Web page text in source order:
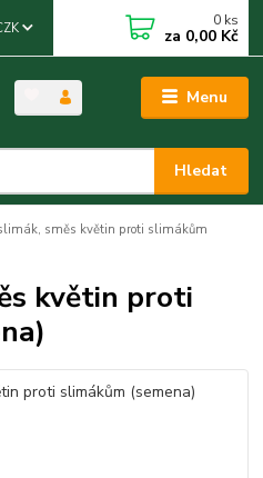
Menu
Hledat
0 ks
za 0,00 Kč
směs květin proti slimákům
květin proti